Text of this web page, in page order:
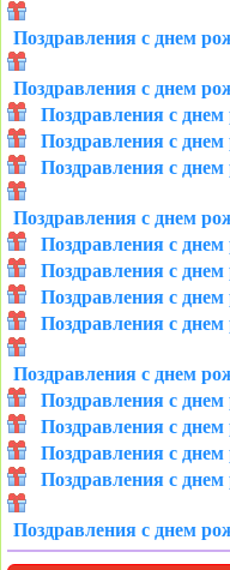
Поздравления с днем
Поздравления с днем
Поздравления с
Поздравления с
Поздравления с
Поздравления с днем
Поздравления с
Поздравления с
Поздравления с
Поздравления с
Поздравления с днем
Поздравления с
Поздравления с
Поздравления с
Поздравления с
Поздравления с днем